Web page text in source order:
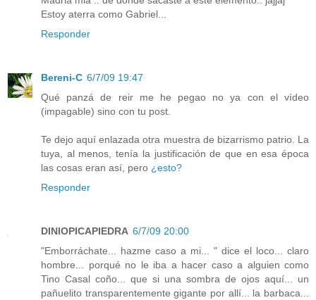
Estoy aterra como Gabriel...
Responder
Bereni-C 6/7/09 19:47
Qué panzá de reir me he pegao no ya con el vídeo
(impagable) sino con tu post.
Te dejo aquí enlazada otra muestra de bizarrismo patrio. La
tuya, al menos, tenía la justificación de que en esa época
las cosas eran así, pero ¿esto?
Responder
DINIOPICAPIEDRA 6/7/09 20:00
"Emborráchate... hazme caso a mi... " dice el loco... claro
hombre... porqué no le iba a hacer caso a alguien como
Tino Casal coño... que si una sombra de ojos aquí... un
pañuelito transparentemente gigante por allí... la barbaca...